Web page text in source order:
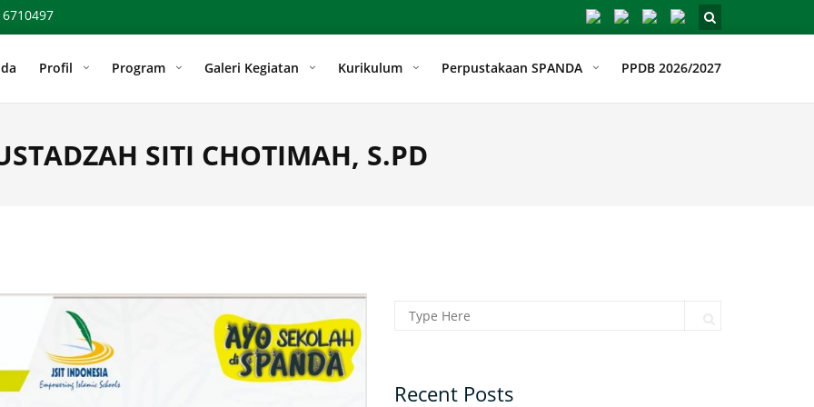
Profil Program Galeri Kegiatan Kurikulum Perpustakaan SPANDA PPDB 2026/2027
SITI CHOTIMAH, S.PD
Search for:
Recent Posts